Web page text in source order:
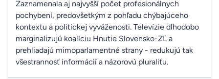
Zaznamenala aj najvyšší počet profesionálnych
pochybení, predovšetkým z pohľadu chýbajúceho
kontextu a politickej vyváženosti. Televízie dlhodobo
marginalizujú koalíciu Hnutie Slovensko-ZĽ a
prehliadajú mimoparlamentné strany - redukujú tak
všestrannosť informácií a názorovú pluralitu.